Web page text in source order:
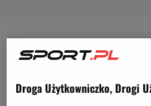
życzenia. Choć pierwotnie
maksymalnie 4,5 tys.
Droga Użytkowniczko, Drogi